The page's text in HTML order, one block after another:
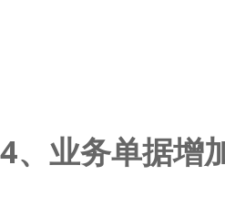
4、业务单据增